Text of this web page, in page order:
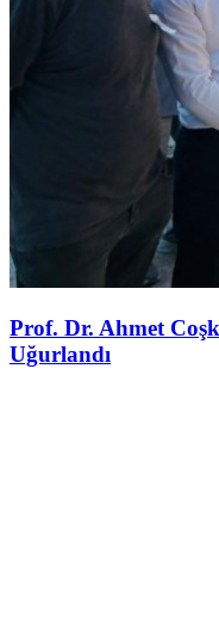
Prof. Dr. Ahmet
Uğurlandı